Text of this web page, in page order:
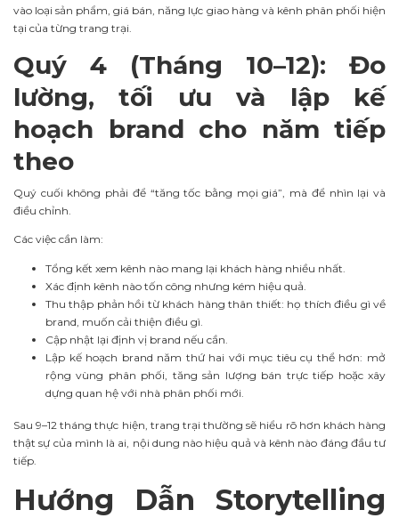
vào loại sản phẩm, giá bán, năng lực giao hàng và kênh phân phối hiện
tại của từng trang trại.
Quý 4 (Tháng 10–12): Đo
lường, tối ưu và lập kế
hoạch brand cho năm tiếp
theo
Quý cuối không phải để “tăng tốc bằng mọi giá”, mà để nhìn lại và
điều chỉnh.
Các việc cần làm:
Tổng kết xem kênh nào mang lại khách hàng nhiều nhất.
Xác định kênh nào tốn công nhưng kém hiệu quả.
Thu thập phản hồi từ khách hàng thân thiết: họ thích điều gì về
brand, muốn cải thiện điều gì.
Cập nhật lại định vị brand nếu cần.
Lập kế hoạch brand năm thứ hai với mục tiêu cụ thể hơn: mở
rộng vùng phân phối, tăng sản lượng bán trực tiếp hoặc xây
dựng quan hệ với nhà phân phối mới.
Sau 9–12 tháng thực hiện, trang trại thường sẽ hiểu rõ hơn khách hàng
thật sự của mình là ai, nội dung nào hiệu quả và kênh nào đáng đầu tư
tiếp.
Hướng Dẫn Storytelling